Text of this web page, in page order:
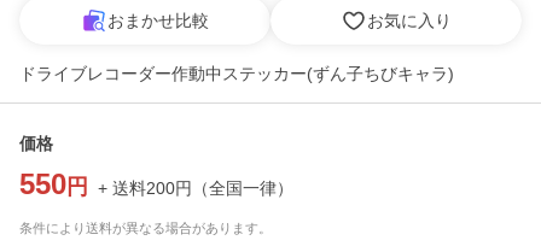
おまかせ比較 お気に入り
ドライブレコーダー作動中ステッカー(ずん子ちびキャラ)
価格
550 円 + 送料200円 （全国一律）
条件により送料が異なる場合があります。